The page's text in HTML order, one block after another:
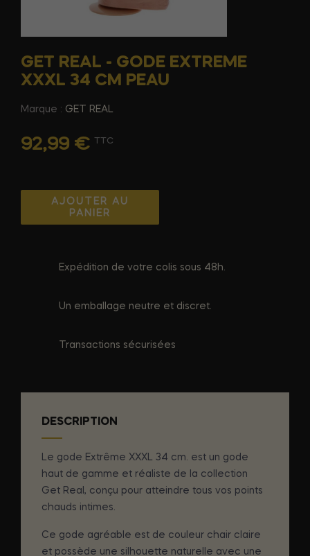
GET REAL - GODE EXTREME
XXXL 34 CM PEAU
Marque : GET REAL
92,99 € TTC
AJOUTER AU
PANIER
Expédition de votre colis sous 48h.
Un emballage neutre et discret.
Transactions sécurisées
DESCRIPTION
Le gode Extrême XXXL 34 cm. est un gode
haut de gamme et réaliste de la collection
Get Real, conçu pour atteindre tous vos points
chauds intimes.
Ce gode agréable est de couleur chair claire
et possède une silhouette naturelle avec une